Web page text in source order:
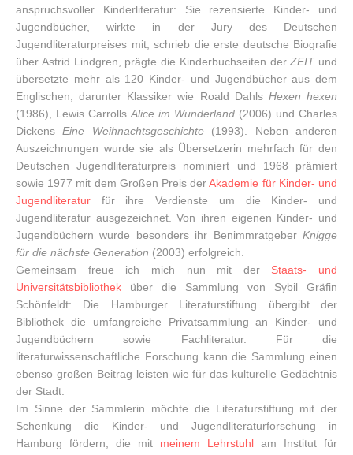
anspruchsvoller Kinderliteratur: Sie rezensierte Kinder- und
Jugendbücher, wirkte in der Jury des Deutschen
Jugendliteraturpreises mit, schrieb die erste deutsche Biografie
über Astrid Lindgren, prägte die Kinderbuchseiten derZEITund
übersetzte mehr als 120 Kinder- und Jugendbücher aus dem
Englischen, darunter Klassiker wie Roald Dahls Hexen hexen
(1986), Lewis CarrollsAlice im Wunderland (2006) und Charles
DickensEine Weihnachtsgeschichte(1993). Neben anderen
Auszeichnungen wurde sie als Übersetzerin mehrfach für den
Deutschen Jugendliteraturpreis nominiert und 1968 prämiert
sowie 1977 mit dem Großen Preis derAkademie für Kinder- und
Jugendliteratur für ihre Verdienste um die Kinder- und
Jugendliteratur ausgezeichnet. Von ihren eigenen Kinder- und
Jugendbüchern wurde besonders ihr Benimmratgeber Knigge
für die nächste Generation (2003) erfolgreich.
Gemeinsam freue ich mich nun mit der Staats- und
Universitätsbibliothek über die Sammlung von Sybil Gräfin
Schönfeldt: Die Hamburger Literaturstiftung übergibt der
Bibliothek die umfangreiche Privatsammlung an Kinder- und
Jugendbüchern sowie Fachliteratur. Für die
literaturwissenschaftliche Forschung kann die Sammlung einen
ebenso großen Beitrag leisten wie für das kulturelle Gedächtnis
der Stadt.
Im Sinne der Sammlerin möchte die Literaturstiftung mit der
Schenkung die Kinder- und Jugendliteraturforschung in
Hamburg fördern, die mit meinem Lehrstuhl am Institut für